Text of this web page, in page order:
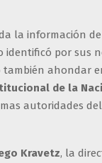
la información de
identificó por sus
también ahondar
de la
autoridades del
Kravetz, la